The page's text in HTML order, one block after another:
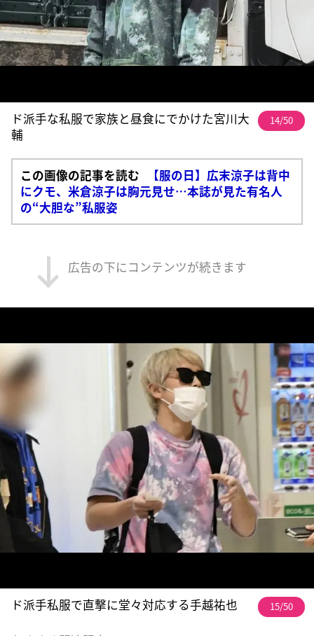
ド派手な私服で家族と昼食にでかけた宮川大
輔
14/50
この画像の記事を読む
【服の日】広末涼子は背中
にクモ、米倉涼子は胸元見せ…本誌が見た有名人
の“大胆な”私服姿
広告の下にコンテンツが続きます
ド派手私服で直撃に堂々対応する手越祐也 15/50